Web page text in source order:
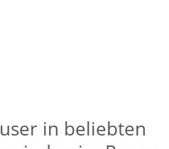
in beliebten